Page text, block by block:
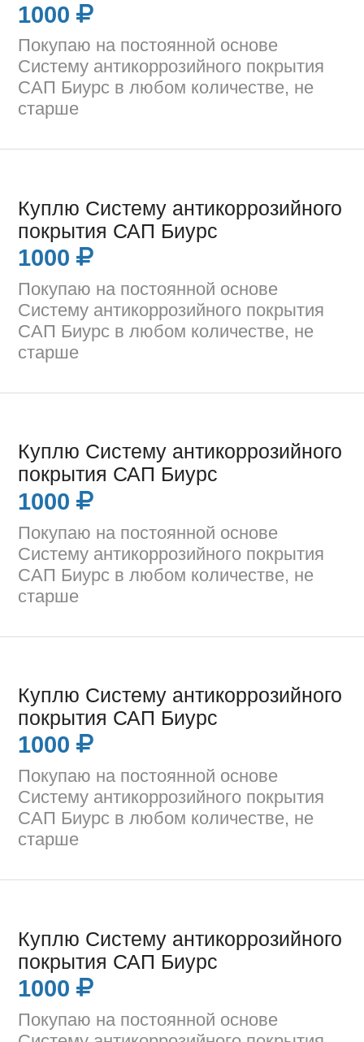
1000
Покупаю на постоянной основе
Систему антикоррозийного покрытия
САП Биурс в любом количестве, не
старше
Куплю Систему антикоррозийного
покрытия САП Биурс
1000
Покупаю на постоянной основе
Систему антикоррозийного покрытия
САП Биурс в любом количестве, не
старше
Куплю Систему антикоррозийного
покрытия САП Биурс
1000
Покупаю на постоянной основе
Систему антикоррозийного покрытия
САП Биурс в любом количестве, не
старше
Куплю Систему антикоррозийного
покрытия САП Биурс
1000
Покупаю на постоянной основе
Систему антикоррозийного покрытия
САП Биурс в любом количестве, не
старше
Куплю Систему антикоррозийного
покрытия САП Биурс
1000
Покупаю на постоянной основе